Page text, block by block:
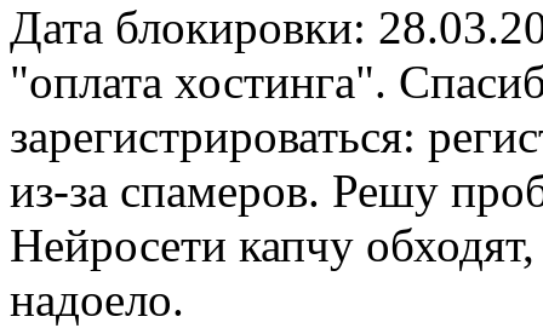
Дата блокировки:
"оплата хостинга".
зарегистрироваться:
из-за спамеров. Решу
Нейросети капчу
надоело.